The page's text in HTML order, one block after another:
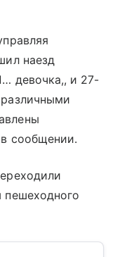
наезд
девочка,, и 27-
сообщении.
пешеходного